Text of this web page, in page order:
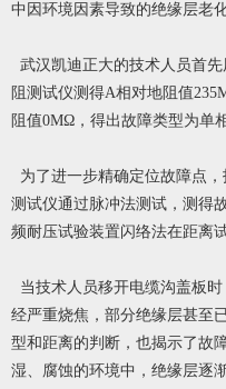
中因环境因素导致的绝缘层老
武汉凯迪正大的技术人员首
阻测试仪测得A相对地阻值
阻值0MΩ，得出故障类型为单
为了进一步精确定位故障点
测试仪通过脉冲法测试，测得
频耐压试验装置闪络法在距离
当技术人员移开电缆沟盖板
经严重烧焦，部分绝缘层甚至
型和距离的判断，也揭示了
湿、腐蚀的环境中，绝缘层逐